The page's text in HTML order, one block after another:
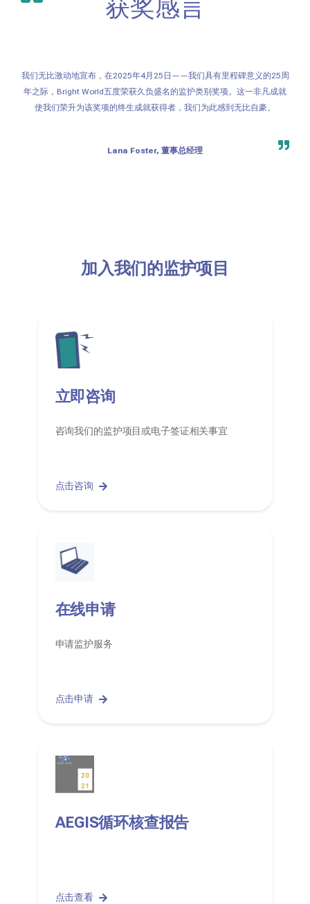
获奖感言
我们无比激动地宣布，在2025年4月25日——我们具有里程碑意义的25周
年之际，Bright World五度荣获久负盛名的监护类别奖项。这一非凡成就
使我们荣升为该奖项的终生成就获得者，我们为此感到无比自豪。
Lana Foster, 董事总经理
加入我们的监护项目
立即咨询
咨询我们的监护项目或电子签证相关事宜
点击咨询
在线申请
申请监护服务
点击申请
AEGIS循环核查报告
点击查看